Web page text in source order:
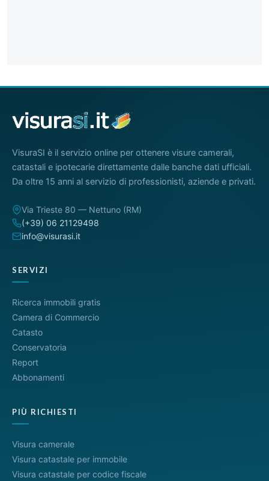
VisuraSI è il servizio online per ottenere visure camerali,
catastali e ipotecarie direttamente dalle banche dati ufficiali.
Da oltre 15 anni al servizio di professionisti, aziende e privati.
Via Trieste 80 — Nettuno (RM)
(+39) 06 21129498
info@visurasi.it
SERVIZI
Ricerca immobili gratis
Camera di Commercio
Catasto
Conservatoria
Report
Abbonamenti
PIÙ RICHIESTI
Visura camerale
Visura catastale per immobile
Visura catastale per codice fiscale